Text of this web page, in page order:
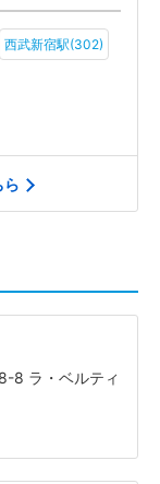
西武新宿駅(302)
ら
8 ラ・ベルティ